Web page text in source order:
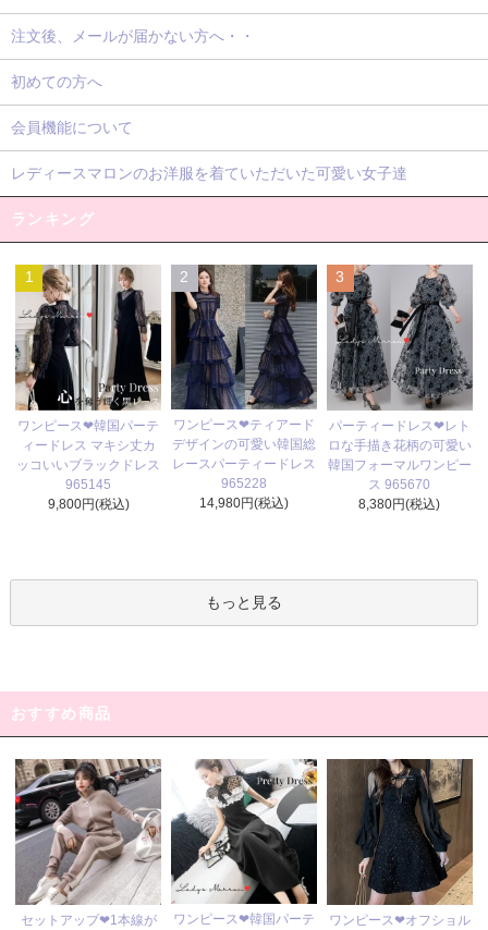
注文後、メールが届かない方へ・・
初めての方へ
会員機能について
レディースマロンのお洋服を着ていただいた可愛い女子達
ランキング
1
ワンピース❤韓国パーテ
ィードレス マキシ丈カ
ッコいいブラックドレス
965145
9,800円(税込)
2
ワンピース❤ティアード
デザインの可愛い韓国総
レースパーティードレス
965228
14,980円(税込)
3
パーティードレス❤レト
ロな手描き花柄の可愛い
韓国フォーマルワンピー
ス 965670
8,380円(税込)
もっと見る
おすすめ商品
セットアップ❤1本線が
ワンピース❤韓国パーテ
ワンピース❤オフショル